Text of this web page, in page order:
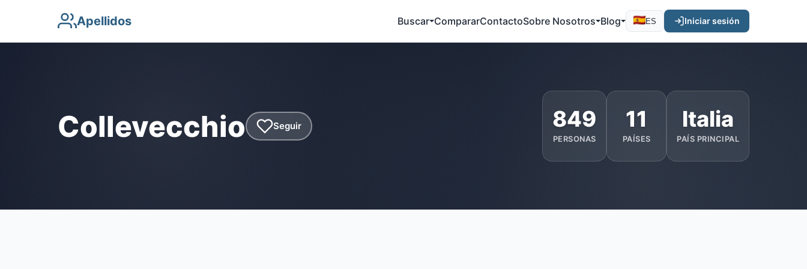
Apellidos Buscar CompararContactoSobre Nosotros Blog ES Iniciar sesión
Collevecchio Seguir 849
PERSONAS
11
PAÍSES
Italia
PAÍS PRINCIPAL